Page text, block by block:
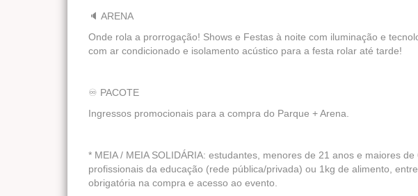
🔈 ARENA
Onde rola a prorrogação! Shows e Festas à noite com iluminação e
com ar condicionado e isolamento acústico para a festa rolar até tarde!
♾️ PACOTE
Ingressos promocionais para a compra do Parque + Arena.
* MEIA / MEIA SOLIDÁRIA: estudantes, menores de 21 anos e maiores
profissionais da educação (rede pública/privada) ou 1kg de alimento,
obrigatória na compra e acesso ao evento.